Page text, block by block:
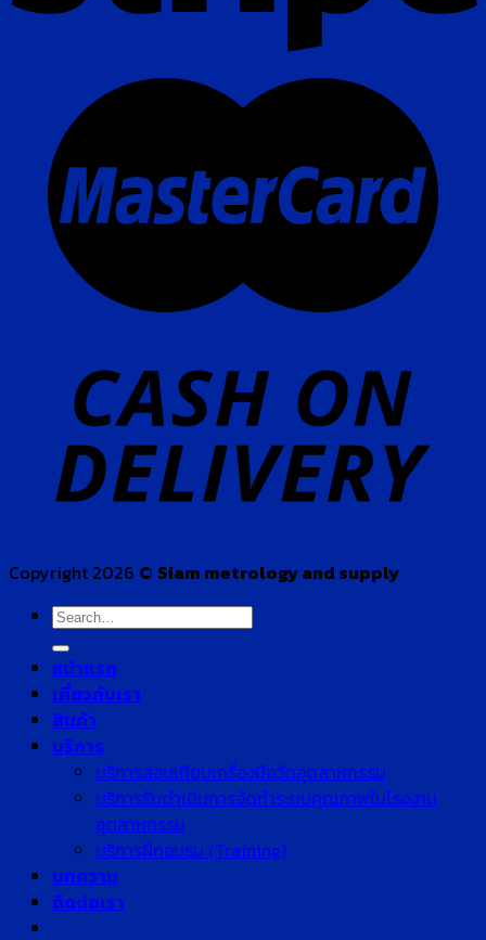
Copyright 2026 © Siam metrology and supply
Search
for:
หน้าแรก
เกี่ยวกับเรา
สินค้า
บริการ
บริการสอบเทียบเครื่องมือวัดอุตสาหกรรม
บริการรับดำเนินการจัดทำระบบคุณภาพในโรงงาน
อุตสาหกรรม
บริการฝึกอบรม (Training)
บทความ
ติดต่อเรา